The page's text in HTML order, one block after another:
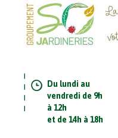
Du lundi au
vendredi de 9h
à 12h
et de 14h à 18h